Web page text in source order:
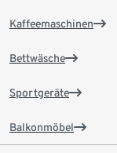
Kaffeemaschinen
Bettwäsche
Sportgeräte
Balkonmöbel